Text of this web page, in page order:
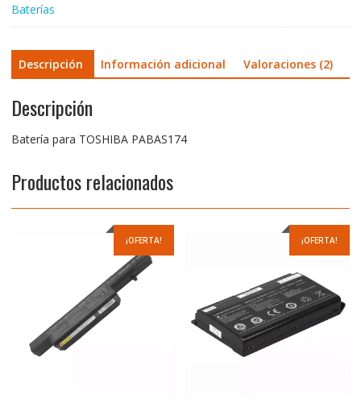
Baterías
Descripción Información adicional Valoraciones (2)
Descripción
Batería para TOSHIBA PABAS174
Productos relacionados
¡OFERTA! ¡OFERTA!